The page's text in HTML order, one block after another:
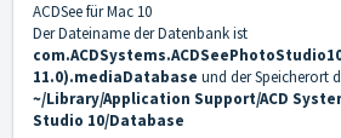
ACDSee für Mac 10
Der Dateiname der Datenbank ist
11.0).mediaDatabase und der Speicherort
~/Library/Application Support/ACD
Studio 10/Database